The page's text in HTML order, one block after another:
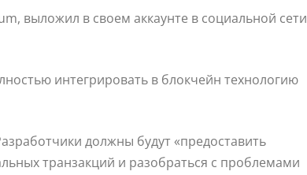
выложил в своем аккаунте в социальной сети
интегрировать в блокчейн технологию
должны будут «предоставить
транзакций и разобраться с проблемами